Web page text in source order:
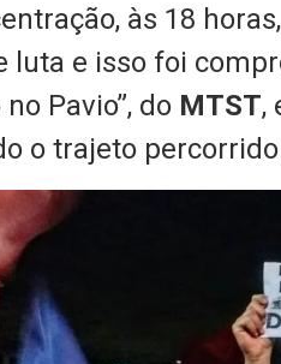
às 18
luta e isso foi
Pavio”, do MTST,
o trajeto